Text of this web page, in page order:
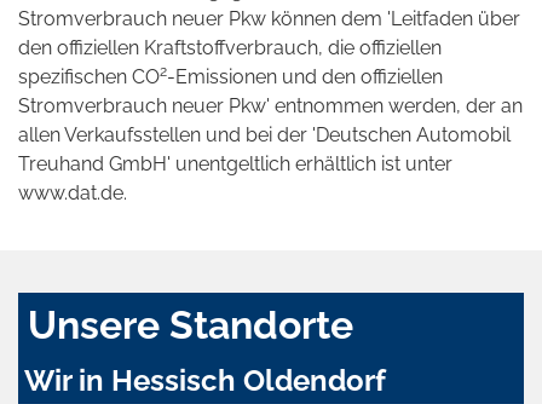
Stromverbrauch neuer Pkw können dem 'Leitfaden über
den offiziellen Kraftstoffverbrauch, die offiziellen
spezifischen CO2-Emissionen und den offiziellen
Stromverbrauch neuer Pkw' entnommen werden, der an
allen Verkaufsstellen und bei der 'Deutschen Automobil
Treuhand GmbH' unentgeltlich erhältlich ist unter
www.dat.de.
Unsere Standorte
Wir in Hessisch Oldendorf